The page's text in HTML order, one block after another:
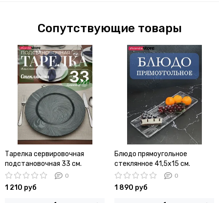
Сопутствующие товары
Тарелка сервировочная
подстановочная 33 см.
стеклянная
0
1 210 руб
Блюдо прямоугольное
стеклянное 41,5х15 см.
0
1 890 руб